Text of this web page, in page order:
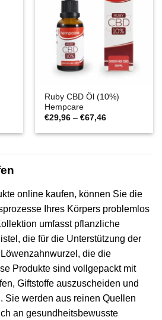
Ruby CBD Öl (10%)
Hempcare
€29,96 –€67,46Preisspanne:
bis
online kaufen, können Sie die
Ihres Körpers problemlos
umfasst pflanzliche
die für die Unterstützung der
die die
Produkte sind vollgepackt mit
Giftstoffe auszuscheiden und
Sie werden aus reinen Quellen
an gesundheitsbewusste